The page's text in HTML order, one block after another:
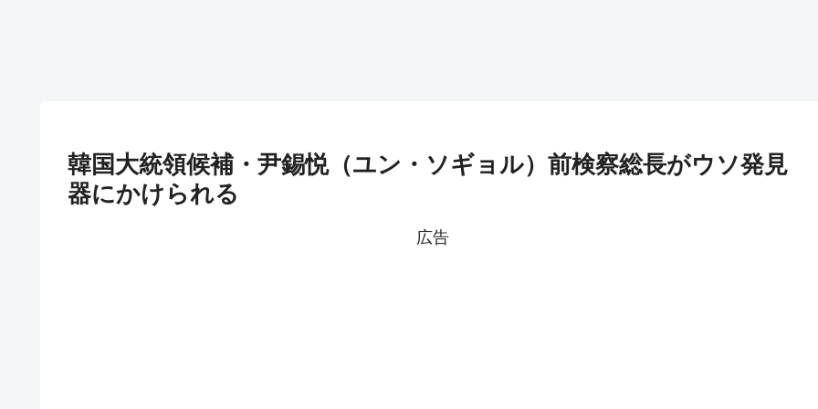
韓国大統領候補・尹錫悦（ユン・ソギョル）前検察総長がウソ発見
器にかけられる
広告